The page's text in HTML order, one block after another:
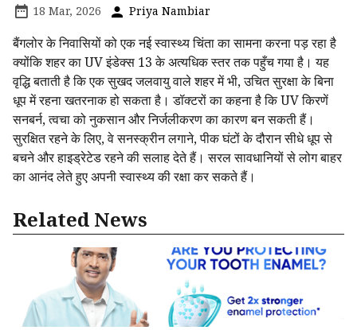
18 Mar, 2026 Priya Nambiar
बैंगलोर के निवासियों को एक नई स्वास्थ्य चिंता का सामना करना पड़ रहा है
क्योंकि शहर का UV इंडेक्स 13 के अत्यधिक स्तर तक पहुँच गया है। यह
वृद्धि बताती है कि एक सुखद जलवायु वाले शहर में भी, उचित सुरक्षा के बिना
धूप में रहना खतरनाक हो सकता है। डॉक्टरों का कहना है कि UV किरणें
सनबर्न, त्वचा को नुकसान और निर्जलीकरण का कारण बन सकती हैं।
सुरक्षित रहने के लिए, वे सनस्क्रीन लगाने, पीक घंटों के दौरान सीधे धूप से
बचने और हाइड्रेटेड रहने की सलाह देते हैं। सरल सावधानियों से लोग बाहर
का आनंद लेते हुए अपनी स्वास्थ्य की रक्षा कर सकते हैं।
Related News